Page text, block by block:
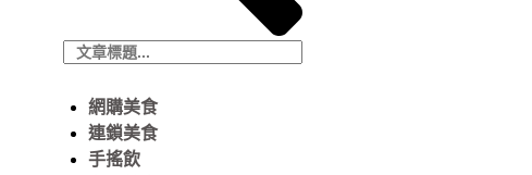
網購美食
連鎖美食
手搖飲